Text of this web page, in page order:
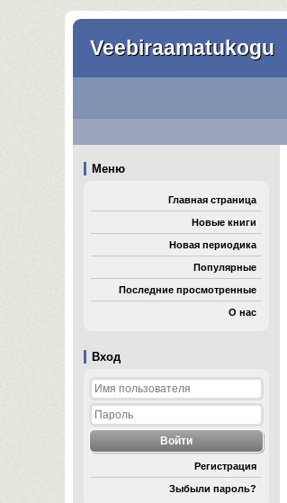
Veebiraamatukogu
Вход
Регистрация
Зыбыли пароль?
Меню
Главная страница
Новые книги
Новая периодика
Популярные
Последние просмотренные
О нас